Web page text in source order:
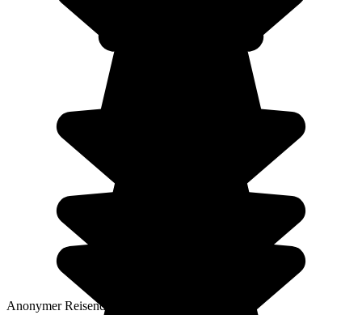
Anonymer Reisender